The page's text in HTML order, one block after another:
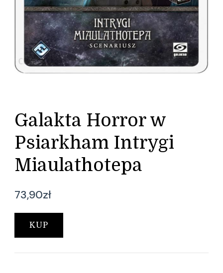
Galakta Horror w
Psiarkham Intrygi
Miaulathotepa
73,90zł
KUP